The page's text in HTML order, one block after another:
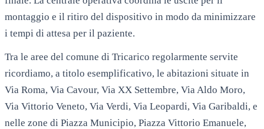
montaggio e il ritiro del dispositivo in modo da minimizzare
i tempi di attesa per il paziente.
Tra le aree del comune di Tricarico regolarmente servite
ricordiamo, a titolo esemplificativo, le abitazioni situate in
Via Roma, Via Cavour, Via XX Settembre, Via Aldo Moro,
Via Vittorio Veneto, Via Verdi, Via Leopardi, Via Garibaldi, e
nelle zone di Piazza Municipio, Piazza Vittorio Emanuele,